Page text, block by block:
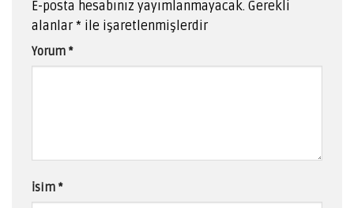
E-posta hesabınız yayımlanmayacak. Gerekli
alanlar * ile işaretlenmişlerdir
Yorum *
İsim *